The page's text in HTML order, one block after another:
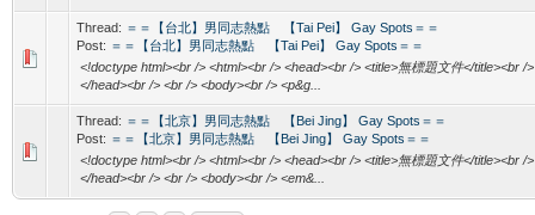
Thread: ＝＝【台北】男同志熱點 【Tai Pei】 Gay Spots＝＝
Post: ＝＝【台北】男同志熱點 【Tai Pei】 Gay Spots＝＝
<!doctype html><br /> <html><br /> <head><br /> <title>無標題文件</title><br />
</head><br /> <br /> <body><br /> <p&g...
Thread: ＝＝【北京】男同志熱點 【Bei Jing】 Gay Spots＝＝
Post: ＝＝【北京】男同志熱點 【Bei Jing】 Gay Spots＝＝
<!doctype html><br /> <html><br /> <head><br /> <title>無標題文件</title><br />
</head><br /> <br /> <body><br /> <em&...